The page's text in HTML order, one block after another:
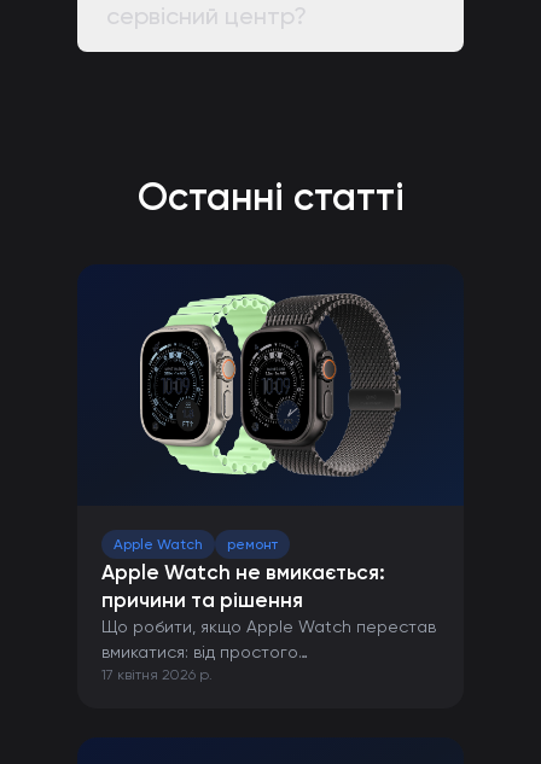
сервісний центр?
Останні статті
Apple Watch ремонт
Apple Watch не вмикається:
причини та рішення
Що робити, якщо Apple Watch перестав
вмикатися: від простого
перезавантаження до ремонту в сервісі.
17 квітня 2026 р.